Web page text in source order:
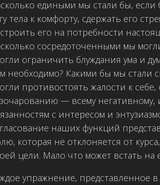
едиными мы стали бы, если
тела к комфорту, сдержать его
его на потребности
сосредоточенными мы
ограничить блуждания ума и
необходимо? Какими бы мы стали
противостоять жалости к
— всему негативному,
с интересом и
наших функций
которая не отклоняется от
цели. Мало что может встать на
упражнение, представленное